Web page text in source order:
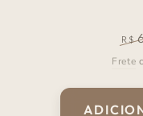
R$
Frete